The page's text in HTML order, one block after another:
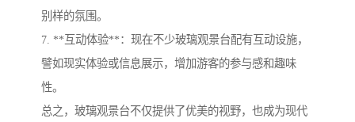
别样的氛围。
7. **互动体验**：现在不少玻璃观景台配有互动设施，
譬如现实体验或信息展示，增加游客的参与感和趣味
性。
总之，玻璃观景台不仅提供了优美的视野，也成为现代